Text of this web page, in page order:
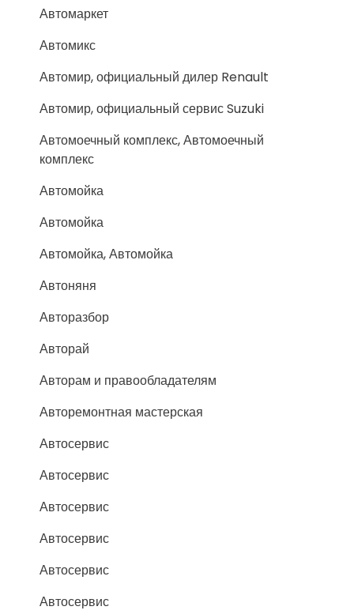
Автомаркет
Автомикс
Автомир, официальный дилер Renault
Автомир, официальный сервис Suzuki
Автомоечный комплекс, Автомоечный
комплекс
Автомойка
Автомойка
Автомойка, Автомойка
Автоняня
Авторазбор
Авторай
Авторам и правообладателям
Авторемонтная мастерская
Автосервис
Автосервис
Автосервис
Автосервис
Автосервис
Автосервис